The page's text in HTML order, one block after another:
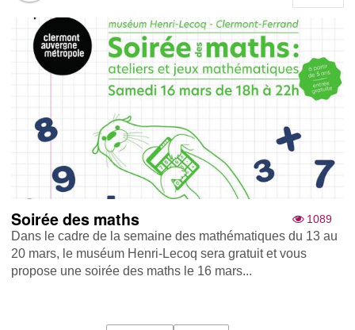
1089
Soirée des maths
Dans le cadre de la semaine des mathématiques du 13 au
20 mars, le muséum Henri-Lecoq sera gratuit et vous
propose une soirée des maths le 16 mars...